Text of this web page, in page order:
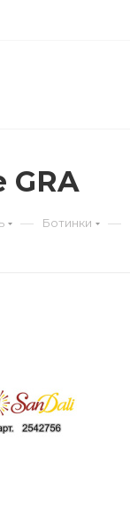
GRA
— Ботинки —